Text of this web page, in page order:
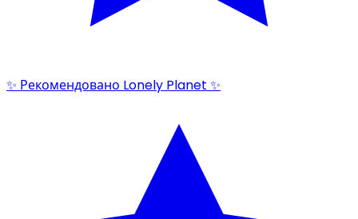
✨ Рекомендовано Lonely Planet ✨